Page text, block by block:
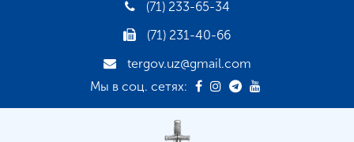
(71) 233-65-34
(71) 231-40-66
tergov.uz@gmail.com
Мы в соц. сетях: